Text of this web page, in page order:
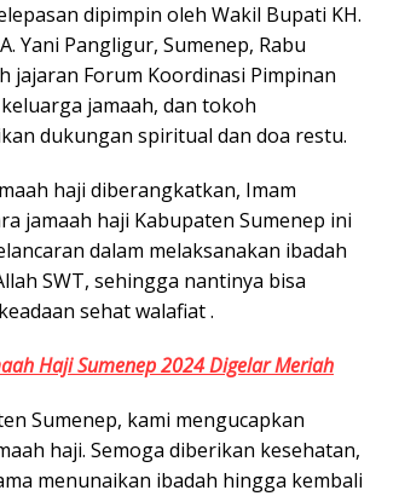
dipimpin oleh Wakil Bupati KH.
Yani Pangligur, Sumenep, Rabu
jajaran Forum Koordinasi Pimpinan
jamaah, dan tokoh
dukungan spiritual dan doa restu.
haji diberangkatkan, Imam
jamaah haji Kabupaten Sumenep ini
dalam melaksanakan ibadah
SWT, sehingga nantinya bisa
sehat walafiat .
Haji Sumenep 2024 Digelar Meriah
Sumenep, kami mengucapkan
haji. Semoga diberikan kesehatan,
menunaikan ibadah hingga kembali